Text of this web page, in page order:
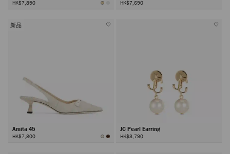
HK$7,850 HK$7,690
新品
Amita 45
HK$7,800
JC Pearl Earring
HK$3,790